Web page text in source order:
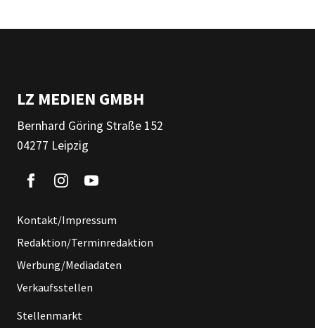
LZ MEDIEN GMBH
Bernhard Göring Straße 152
04277 Leipzig
Kontakt/Impressum
Redaktion/Terminredaktion
Werbung/Mediadaten
Verkaufsstellen
Stellenmarkt